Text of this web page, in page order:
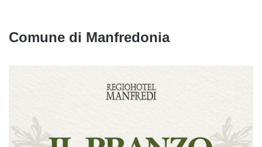
Comune di Manfredonia